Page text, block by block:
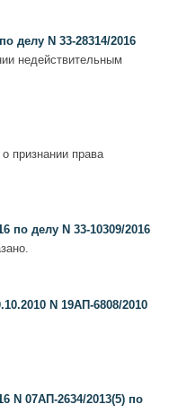
делу N 33-28314/2016
недействительным
признании права
по делу N 33-10309/2016
N 19АП-6808/2010
N 07АП-2634/2013(5) по